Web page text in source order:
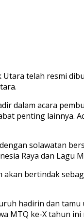
telah resmi
dalam acara
penting lainnya.
solawatan
Raya dan Lagu
bertindak
hadirin dan
MTQ ke-X tahun